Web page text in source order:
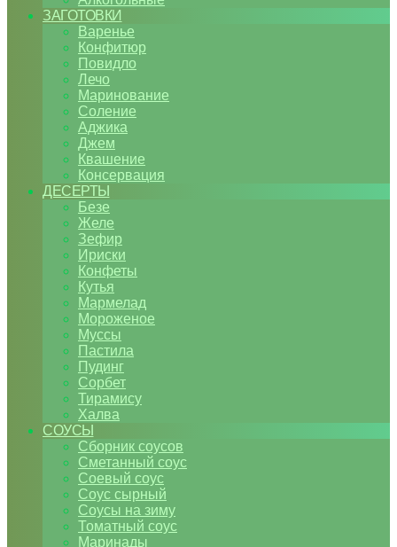
ЗАГОТОВКИ
Варенье
Конфитюр
Повидло
Лечо
Маринование
Соление
Аджика
Джем
Квашение
Консервация
ДЕСЕРТЫ
Безе
Желе
Зефир
Ириски
Конфеты
Кутья
Мармелад
Мороженое
Муссы
Пастила
Пудинг
Сорбет
Тирамису
Халва
СОУСЫ
Сборник соусов
Сметанный соус
Соевый соус
Соус сырный
Соусы на зиму
Томатный соус
Маринады